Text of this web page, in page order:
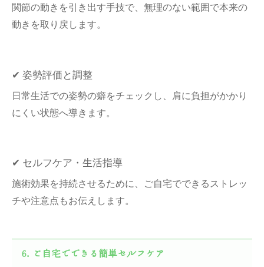
関節の動きを引き出す手技で、無理のない範囲で本来の
動きを取り戻します。
✔ 姿勢評価と調整
日常生活での姿勢の癖をチェックし、肩に負担がかかり
にくい状態へ導きます。
✔ セルフケア・生活指導
施術効果を持続させるために、ご自宅でできるストレッ
チや注意点もお伝えします。
ご自宅でできる簡単セルフケア